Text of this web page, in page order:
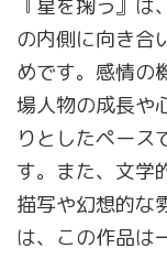
『星を掬う』
の内側に向き合
めです。感情の
場人物の成長や
りとしたペース
す。また、文学
描写や幻想的な
は、この作品は